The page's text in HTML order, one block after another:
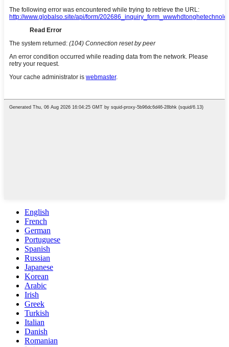
English
French
German
Portuguese
Spanish
Russian
Japanese
Korean
Arabic
Irish
Greek
Turkish
Italian
Danish
Romanian